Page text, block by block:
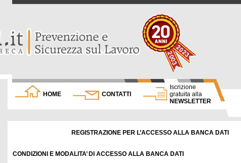
HOME CONTATTI
Iscrizione
gratuita alla
NEWSLETTER
REGISTRAZIONE PER L’ACCESSO ALLA BANCA DATI
CONDIZIONI E MODALITA’ DI ACCESSO ALLA BANCA DATI